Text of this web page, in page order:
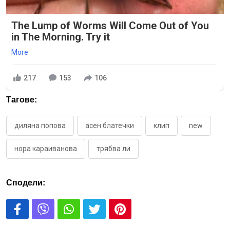
The Lump of Worms Will Come Out of You
in The Morning. Try it
More
217 153 106
Тагове:
диляна попова асен блатечки клип new
нора караиванова трябва ли
Сподели: